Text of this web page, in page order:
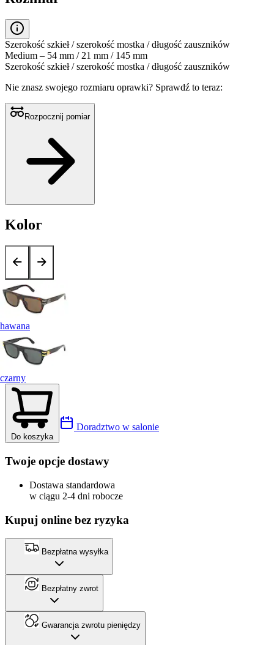
Szerokość szkieł / szerokość mostka / długość zauszników
Medium – 54 mm / 21 mm / 145 mm
Szerokość szkieł / szerokość mostka / długość zauszników
Nie znasz swojego rozmiaru oprawki? Sprawdź to teraz:
Rozpocznij pomiar
Kolor
hawana
czarny
Do koszyka
Doradztwo w salonie
Twoje opcje dostawy
Dostawa standardowa
w ciągu 2-4 dni robocze
Kupuj online bez ryzyka
Bezpłatna wysyłka
Bezpłatny zwrot
Gwarancja zwrotu pieniędzy